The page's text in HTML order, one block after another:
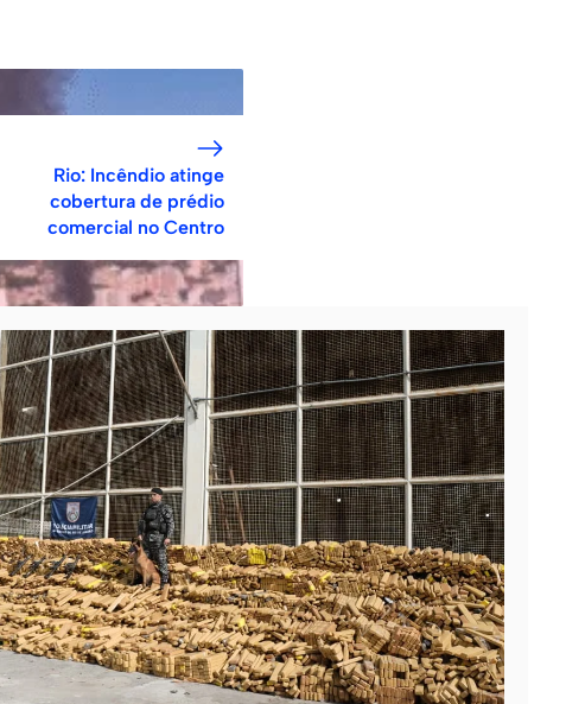
Rio: Incêndio atinge
cobertura de prédio
comercial no Centro